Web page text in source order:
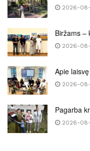
2026-
Biržams –
2026-
Apie
2026-
Pagarba
2026-